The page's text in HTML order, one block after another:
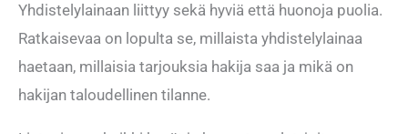
Yhdistelylainaan liittyy sekä hyviä että huonoja puolia.
Ratkaisevaa on lopulta se, millaista yhdistelylainaa
haetaan, millaisia tarjouksia hakija saa ja mikä on
hakijan taloudellinen tilanne.